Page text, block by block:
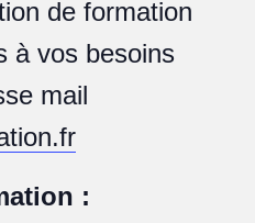
de formation
à vos besoins
mail
: